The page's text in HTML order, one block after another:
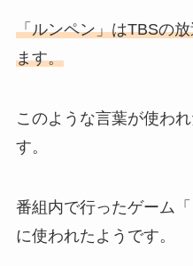
「ルンペン」はTBSの
ます。
このような言葉が使わ
す。
番組内で行ったゲーム
に使われたようです。